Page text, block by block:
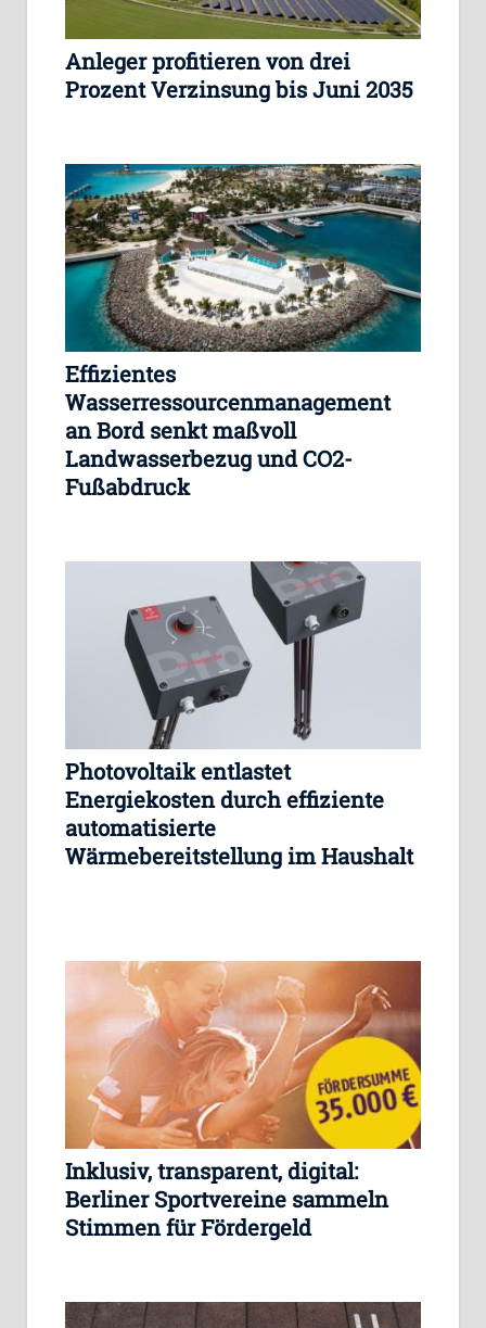
Anleger profitieren von drei
Prozent Verzinsung bis Juni 2035
Effizientes
Wasserressourcenmanagement
an Bord senkt maßvoll
Landwasserbezug und CO2-
Fußabdruck
Photovoltaik entlastet
Energiekosten durch effiziente
automatisierte
Wärmebereitstellung im Haushalt
Inklusiv, transparent, digital:
Berliner Sportvereine sammeln
Stimmen für Fördergeld